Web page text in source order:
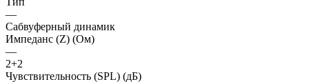
—
Сабвуферный динамик
Импеданс (Z) (Ом)
—
2+2
Чувствительность (SPL) (дБ)